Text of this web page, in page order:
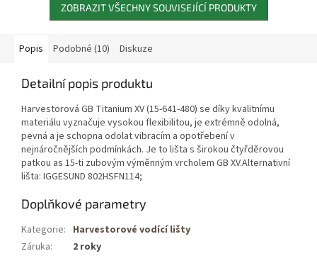
ZOBRAZIT VŠECHNY SOUVISEJÍCÍ PRODUKTY
Popis Podobné (10) Diskuze
Detailní popis produktu
Harvestorová GB Titanium XV (15-641-480) se díky kvalitnímu
materiálu vyznačuje vysokou flexibilitou, je extrémně odolná,
pevná a je schopna odolat vibracím a opotřebení v
nejnáročnějších podmínkách. Je to lišta s širokou čtyřděrovou
patkou as 15-ti zubovým výměnným vrcholem GB XV.Alternativní
lišta: IGGESUND 802HSFN114;
Doplňkové parametry
Kategorie: Harvestorové vodící lišty
Záruka:
2 roky